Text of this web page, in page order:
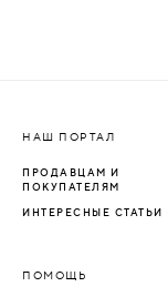
НАШ ПОРТАЛ
ПРОДАВЦАМ И
ПОКУПАТЕЛЯМ
ИНТЕРЕСНЫЕ СТАТЬИ
ПОМОЩЬ